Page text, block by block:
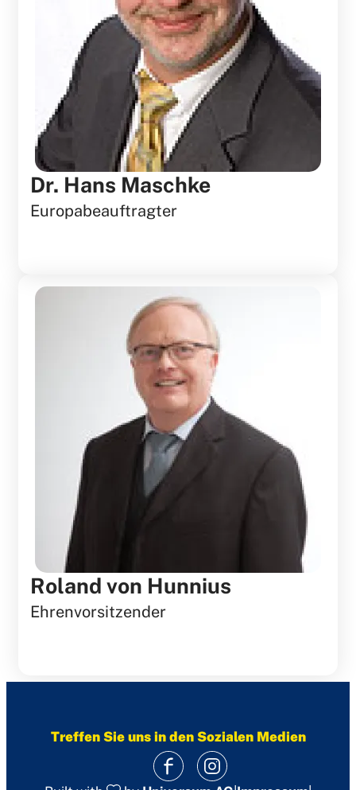
Dr. Hans Maschke
Europabeauftragter
Roland von Hunnius
Ehrenvorsitzender
Treffen Sie uns in den Sozialen Medien